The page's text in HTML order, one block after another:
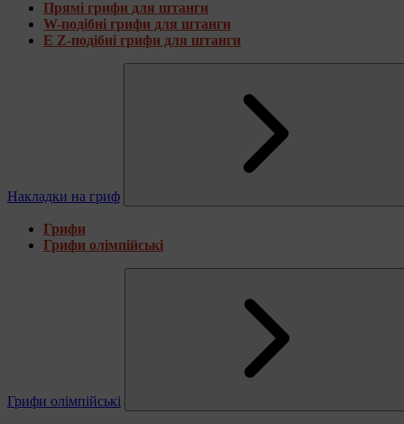
Прямі грифи для штанги
W-подібні грифи для штанги
E Z-подібні грифи для штанги
Накладки на гриф
Грифи
Грифи олімпійські
Грифи олімпійські